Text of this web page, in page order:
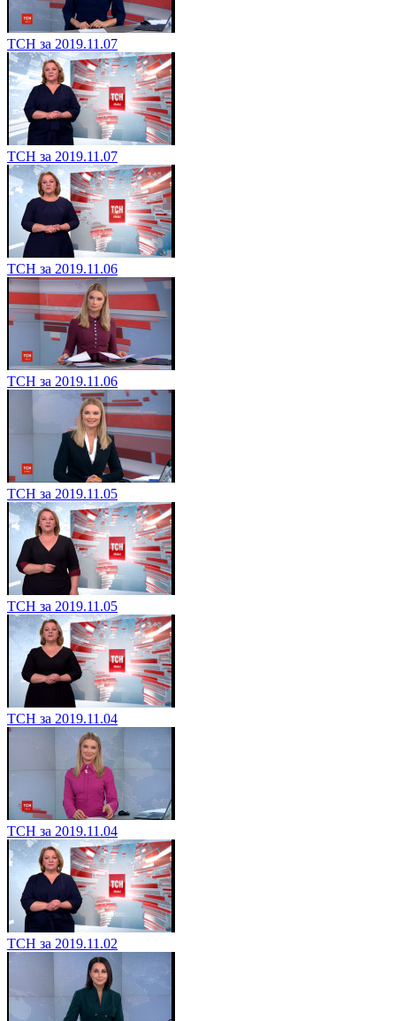
ТСН за 2019.11.07
ТСН за 2019.11.07
ТСН за 2019.11.06
ТСН за 2019.11.06
ТСН за 2019.11.05
ТСН за 2019.11.05
ТСН за 2019.11.04
ТСН за 2019.11.04
ТСН за 2019.11.02